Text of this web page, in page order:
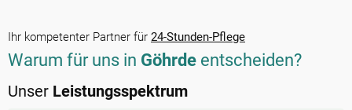
Ihr kompetenter Partner für 24-Stunden-Pflege
Warum für uns in Göhrde entscheiden?
Unser Leistungsspektrum